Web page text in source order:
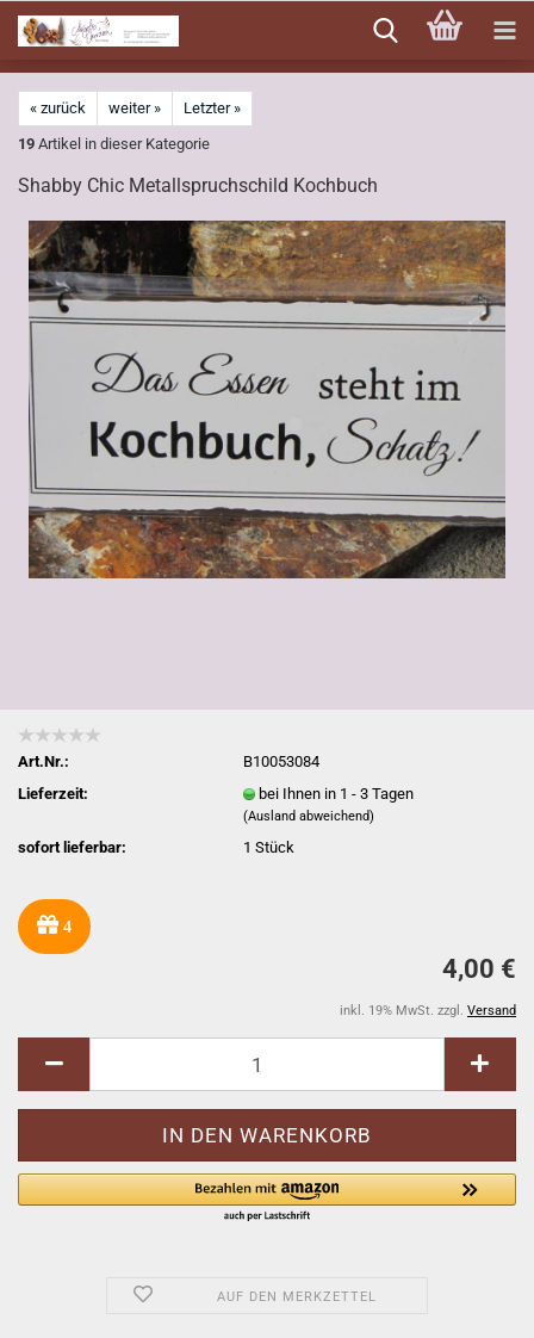
zum
Hauptinhalt
« zurück weiter »
Letzter »
19 Artikel in dieser Kategorie
Shabby Chic Metallspruchschild Kochbuch
Art.Nr.:
B10053084
Lieferzeit:
bei Ihnen in 1 - 3 Tagen
(Ausland abweichend)
sofort lieferbar: 1Stück
4
4,00 €
inkl. 19% MwSt. zzgl. Versand
AUF DEN MERKZETTEL